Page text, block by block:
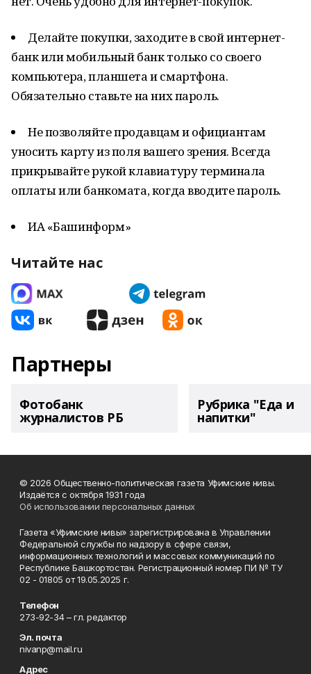
Делайте покупки, заходите в свой интернет-
банк или мобильный банк только со своего
компьютера, планшета и смартфона.
Обязательно ставьте на них пароль.
Не позволяйте продавцам и официантам
уносить карту из поля вашего зрения. Всегда
прикрывайте рукой клавиатуру терминала
оплаты или банкомата, когда вводите пароль.
ИА «Башинформ»
Читайте нас
Партнеры
Фотобанк
журналистов РБ
Рубрика "Еда и
напитки"
© 2026 Общественно-политическая газета Уфимские нивы.
Издаётся с октября 1931 года
Об использовании персональных данных
Газета «Уфимские нивы» зарегистрирована в Управлении
Федеральной службы по надзору в сфере связи,
информационных технологий и массовых коммуникаций по
Республике Башкортостан. Регистрационный номер ПИ № ТУ
02 - 01805 от 19.05.2025 г.
Телефон
273-92-34 – гл. редактор
Эл. почта
nivanp@mail.ru
Адрес